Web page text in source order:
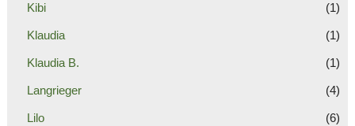
Kibi (1)
Klaudia (1)
Klaudia B. (1)
Langrieger (4)
Lilo (6)